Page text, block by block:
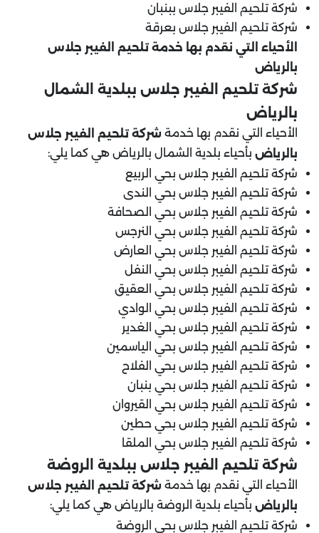
شركة تلحيم الفيبر جلاس ببنبان
شركة تلحيم الفيبر جلاس بعرقة
الأحياء التي نقدم بها خدمة تلحيم الفيبر جلاس
بالرياض
شركة تلحيم الفيبر جلاس ببلدية الشمال
بالرياض
الأحياء التي نقدم بها خدمة شركة تلحيم الفيبر جلاس
بالرياض بأحياء بلدية الشمال بالرياض هي كما يلي:
شركة تلحيم الفيبر جلاس بحي الربيع
شركة تلحيم الفيبر جلاس بحي الندى
شركة تلحيم الفيبر جلاس بحي الصحافة
شركة تلحيم الفيبر جلاس بحي النرجس
شركة تلحيم الفيبر جلاس بحي العارض
شركة تلحيم الفيبر جلاس بحي النفل
شركة تلحيم الفيبر جلاس بحي العقيق
شركة تلحيم الفيبر جلاس بحي الوادي
شركة تلحيم الفيبر جلاس بحي الغدير
شركة تلحيم الفيبر جلاس بحي الياسمين
شركة تلحيم الفيبر جلاس بحي الفلاح
شركة تلحيم الفيبر جلاس بحي بنبان
شركة تلحيم الفيبر جلاس بحي القيروان
شركة تلحيم الفيبر جلاس بحي حطين
شركة تلحيم الفيبر جلاس بحي الملقا
شركة تلحيم الفيبر جلاس ببلدية الروضة
الأحياء التي نقدم بها خدمة شركة تلحيم الفيبر جلاس
بالرياض بأحياء بلدية الروضة بالرياض هي كما يلي:
شركة تلحيم الفيبر جلاس بحي الروضة